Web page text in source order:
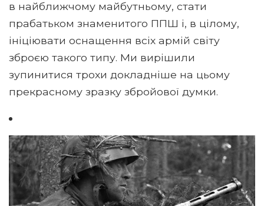
в найближчому майбутньому, стати
прабатьком знаменитого ППШ і, в цілому,
ініціювати оснащення всіх армій світу
зброєю такого типу. Ми вирішили
зупинитися трохи докладніше на цьому
прекрасному зразку збройової думки.